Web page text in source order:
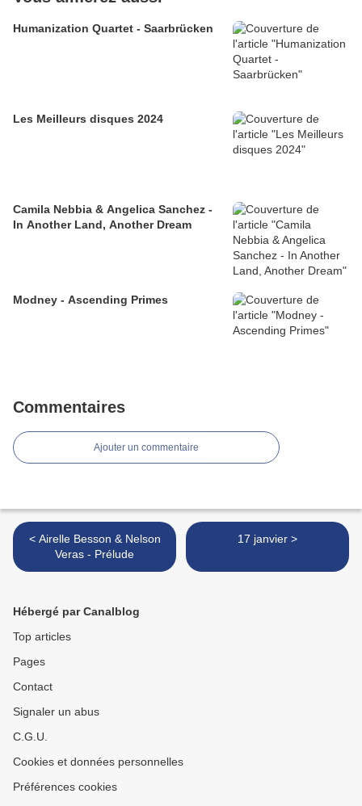
Humanization Quartet - Saarbrücken
Les Meilleurs disques 2024
Camila Nebbia & Angelica Sanchez -
In Another Land, Another Dream
Modney - Ascending Primes
Commentaires
Ajouter un commentaire
< Airelle Besson & Nelson
Veras - Prélude
17 janvier >
Hébergé par Canalblog
Top articles
Pages
Contact
Signaler un abus
C.G.U.
Cookies et données personnelles
Préférences cookies